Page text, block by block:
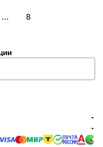
... 8